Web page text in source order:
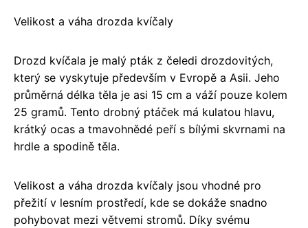
Velikost a váha drozda kvíčaly
Drozd kvíčala je malý pták z čeledi drozdovitých,
který se vyskytuje především v Evropě a Asii. Jeho
průměrná délka těla je asi 15 cm a váží pouze kolem
25 gramů. Tento drobný ptáček má kulatou hlavu,
krátký ocas a tmavohnědé peří s bílými skvrnami na
hrdle a spodině těla.
Velikost a váha drozda kvíčaly jsou vhodné pro
přežití v lesním prostředí, kde se dokáže snadno
pohybovat mezi větvemi stromů. Díky svému